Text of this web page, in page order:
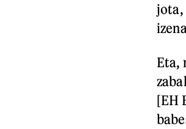
jota,
Eta,
[EH